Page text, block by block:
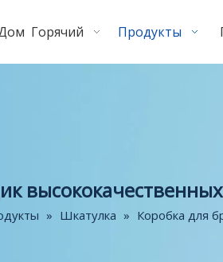
Горячий Продукты
» Шкатулка » Коробка для